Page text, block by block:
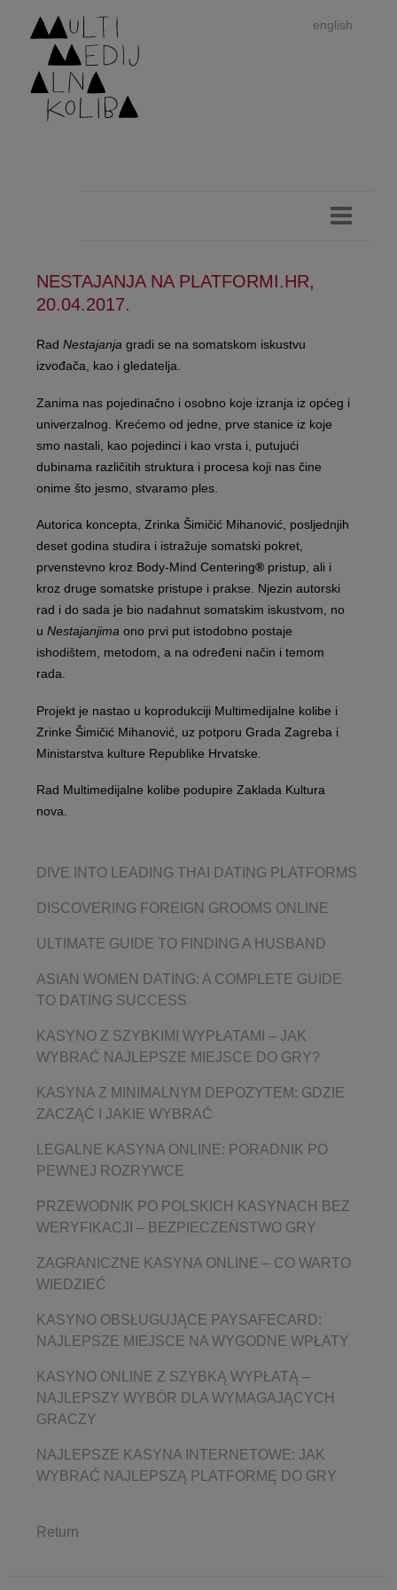
english
NESTAJANJA NA PLATFORMI.HR,
20.04.2017.
Rad Nestajanja gradi se na somatskom iskustvu
izvođača, kao i gledatelja.
Zanima nas pojedinačno i osobno koje izranja iz općeg i
univerzalnog. Krećemo od jedne, prve stanice iz koje
smo nastali, kao pojedinci i kao vrsta i, putujući
dubinama različitih struktura i procesa koji nas čine
onime što jesmo, stvaramo ples.
Autorica koncepta, Zrinka Šimičić Mihanović, posljednjih
deset godina studira i istražuje somatski pokret,
prvenstevno kroz Body-Mind Centering®pristup, ali i
kroz druge somatske pristupe i prakse. Njezin autorski
rad i do sada je bio nadahnut somatskim iskustvom, no
u Nestajanjima ono prvi put istodobno postaje
ishodištem, metodom, a na određeni način i temom
rada.
Projekt je nastao u koprodukciji Multimedijalne kolibe i
Zrinke Šimičić Mihanović, uz potporu Grada Zagreba i
Ministarstva kulture Republike Hrvatske.
Rad Multimedijalne kolibe podupire Zaklada Kultura
nova.
DIVE INTO LEADING THAI DATING PLATFORMS
DISCOVERING FOREIGN GROOMS ONLINE
ULTIMATE GUIDE TO FINDING A HUSBAND
ASIAN WOMEN DATING: A COMPLETE GUIDE
TO DATING SUCCESS
KASYNO Z SZYBKIMI WYPŁATAMI – JAK
WYBRAĆ NAJLEPSZE MIEJSCE DO GRY?
KASYNA Z MINIMALNYM DEPOZYTEM: GDZIE
ZACZĄĆ I JAKIE WYBRAĆ
LEGALNE KASYNA ONLINE: PORADNIK PO
PEWNEJ ROZRYWCE
PRZEWODNIK PO POLSKICH KASYNACH BEZ
WERYFIKACJI – BEZPIECZEŃSTWO GRY
ZAGRANICZNE KASYNA ONLINE – CO WARTO
WIEDZIEĆ
KASYNO OBSŁUGUJĄCE PAYSAFECARD:
NAJLEPSZE MIEJSCE NA WYGODNE WPŁATY
KASYNO ONLINE Z SZYBKĄ WYPŁATĄ –
NAJLEPSZY WYBÓR DLA WYMAGAJĄCYCH
GRACZY
NAJLEPSZE KASYNA INTERNETOWE: JAK
WYBRAĆ NAJLEPSZĄ PLATFORMĘ DO GRY
Return